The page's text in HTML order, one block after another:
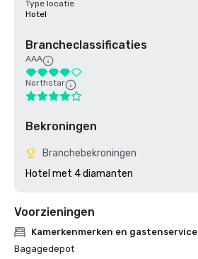
Type locatie
Hotel
Brancheclassificaties
AAA
Northstar
Bekroningen
Branchebekroningen
Hotel met 4 diamanten
Voorzieningen
Kamerkenmerken en gastenservice
Bagagedepot